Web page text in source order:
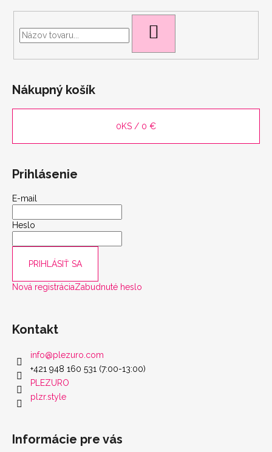
Nákupný košík
0KS / 0 €
Prihlásenie
E-mail
Heslo
PRIHLÁSIŤ SA
Nová registráciaZabudnuté heslo
Kontakt
info@plezuro.com
+421 948 160 531 (7:00-13:00)
PLEZURO
plzr.style
Informácie pre vás